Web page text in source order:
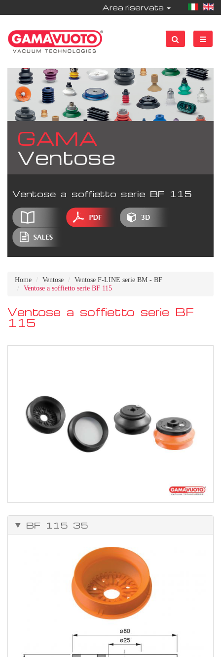
Area riservata
GAMA
Ventose
Ventose a soffietto serie BF 115
Home Ventose
Ventose F-LINE serie BM - BF
Ventose a soffietto serie BF 115
Ventose a soffietto serie BF
115
BF 115 35